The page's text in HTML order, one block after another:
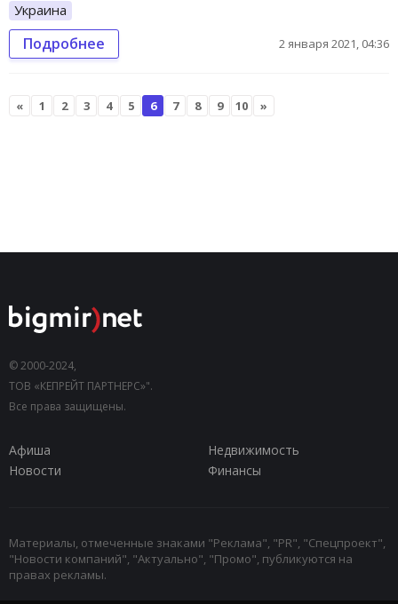
Украина
Подробнее 2 января 2021, 04:36
« 1 2 3 4 5 6 7 8 9 10 »
© 2000-2024,
ТОВ «КЕПРЕЙТ ПАРТНЕРС»".
Все права защищены.
Афиша
Недвижимость
Новости
Финансы
Материалы, отмеченные знаками "Реклама", "PR", "Спецпроект",
"Новости компаний", "Актуально", "Промо", публикуются на
правах рекламы.